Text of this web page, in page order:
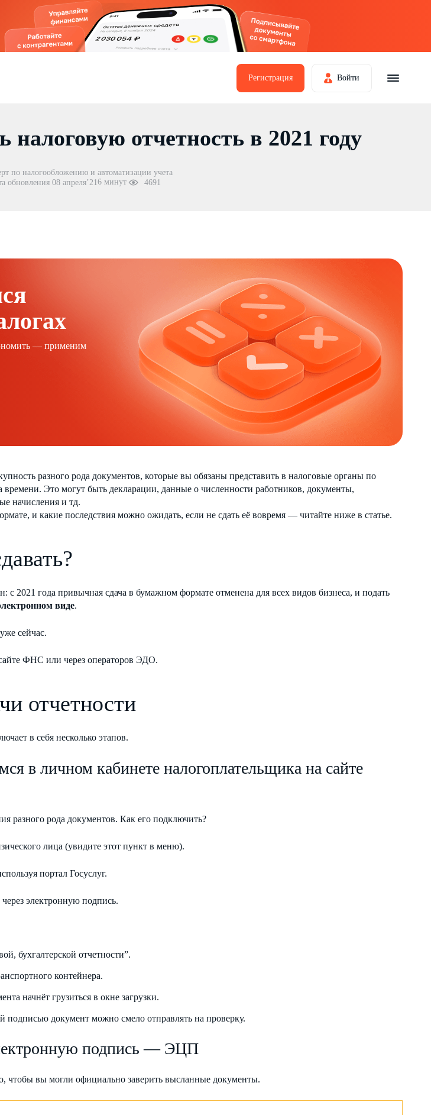
Регистрация Войти
налоговую отчетность в 2021 году
по налогообложению и автоматизации учета
обновления 08 апреля’216 минут 4691
— применим
разного рода документов, которые вы обязаны представить в налоговые органы по
времени. Это могут быть декларации, данные о численности работников, документы,
начисления и тд.
и какие последствия можно ожидать, если не сдать её вовремя — читайте ниже в статье.
с 2021 года привычная сдача в бумажном формате отменена для всех видов бизнеса, и подать
виде.
сейчас.
ФНС или через операторов ЭДО.
отчетности
в себя несколько этапов.
в личном кабинете налогоплательщика на сайте
разного рода документов. Как его подключить?
лица (увидите этот пункт в меню).
портал Госуслуг.
через электронную подпись.
бухгалтерской отчетности”.
контейнера.
начнёт грузиться в окне загрузки.
документ можно смело отправлять на проверку.
подпись — ЭЦП
чтобы вы могли официально заверить высланные документы.